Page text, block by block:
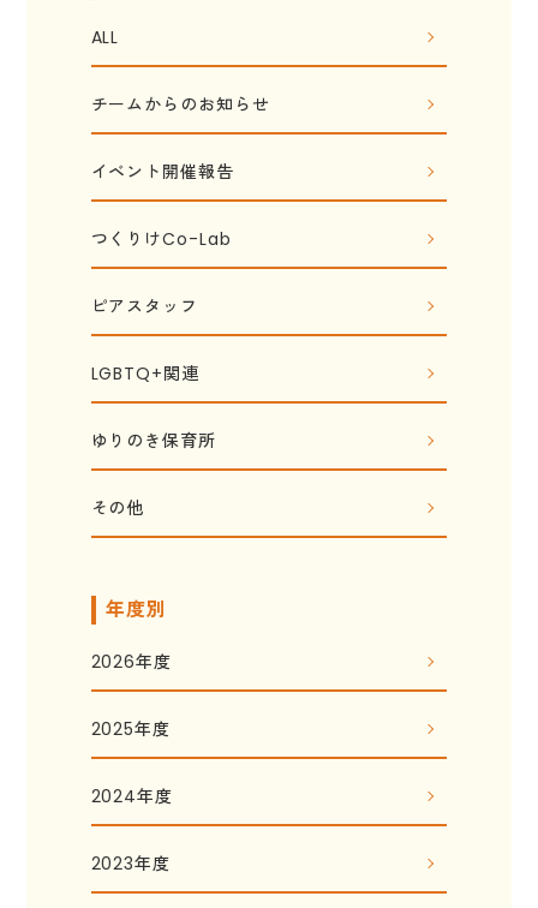
ALL
チームからのお知らせ
イベント開催報告
つくりけCo-Lab
ピアスタッフ
LGBTQ+関連
ゆりのき保育所
その他
年度別
2026年度
2025年度
2024年度
2023年度